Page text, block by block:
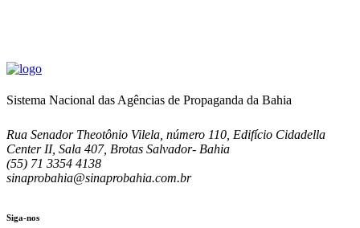
Sistema Nacional das Agências de Propaganda da Bahia
Rua Senador Theotônio Vilela, número 110, Edifício Cidadella
Center II, Sala 407, Brotas Salvador- Bahia
(55) 71 3354 4138
sinaprobahia@sinaprobahia.com.br
Siga-nos